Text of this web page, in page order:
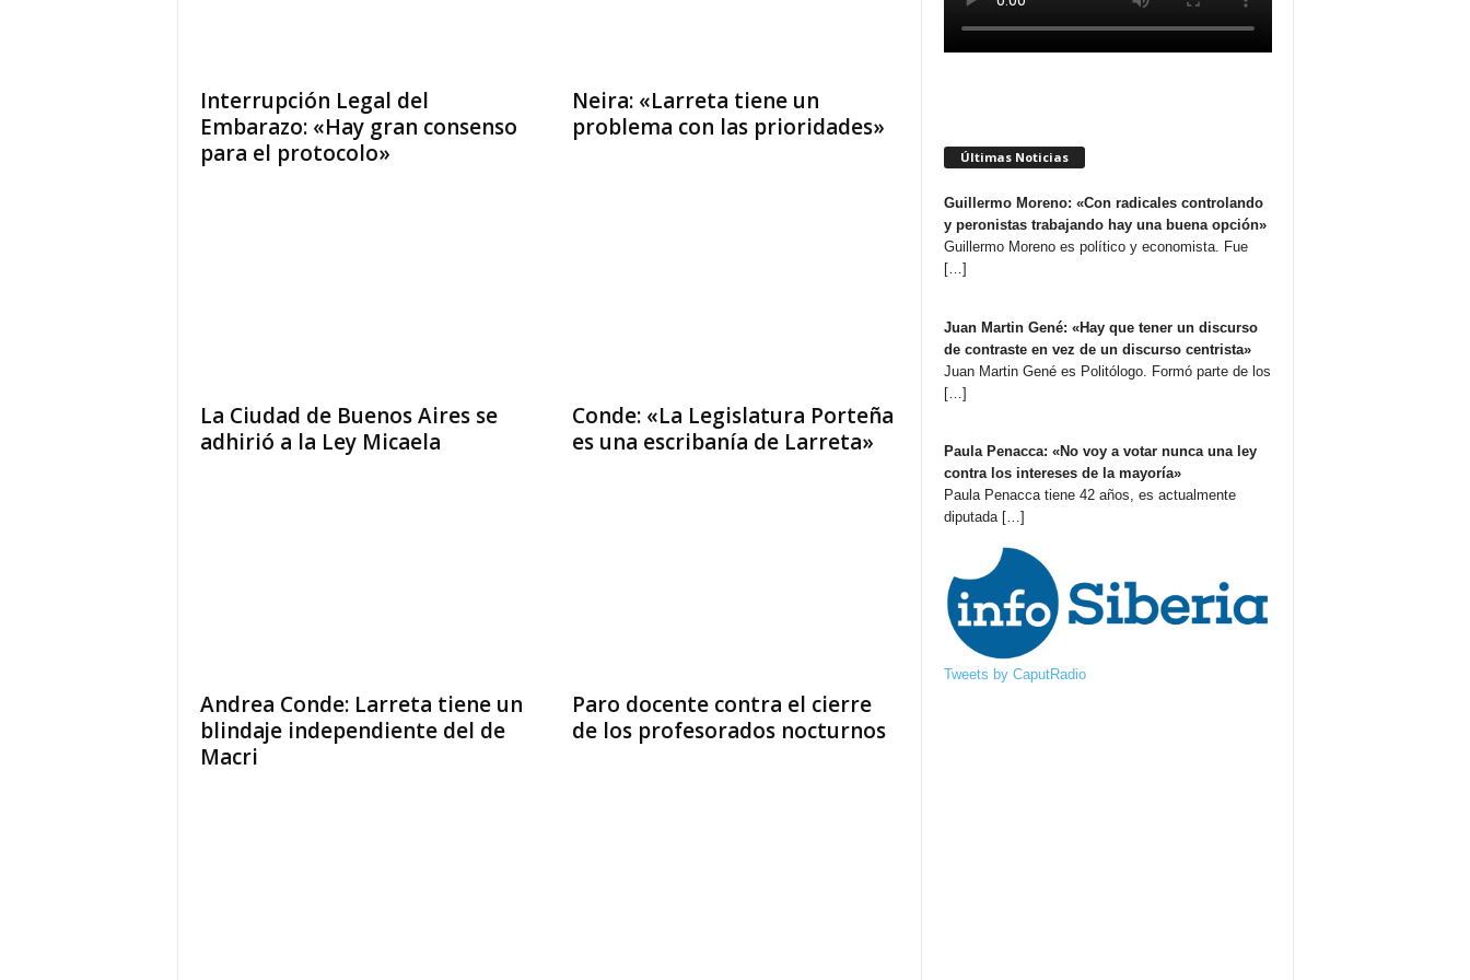
Interrupción Legal del
Embarazo: «Hay gran consenso
para el protocolo»
Neira: «Larreta tiene un
problema con las prioridades»
La Ciudad de Buenos Aires se
adhirió a la Ley Micaela
Conde: «La Legislatura Porteña
es una escribanía de Larreta»
Andrea Conde: Larreta tiene un
blindaje independiente del de
Macri
Paro docente contra el cierre
de los profesorados nocturnos
Últimas Noticias
Guillermo Moreno: «Con radicales controlando
y peronistas trabajando hay una buena opción»
Guillermo Moreno es político y economista. Fue
[…]
Juan Martin Gené: «Hay que tener un discurso
de contraste en vez de un discurso centrista»
Juan Martin Gené es Politólogo. Formó parte de los
[…]
Paula Penacca: «No voy a votar nunca una ley
contra los intereses de la mayoría»
Paula Penacca tiene 42 años, es actualmente
diputada […]
Tweets by CaputRadio